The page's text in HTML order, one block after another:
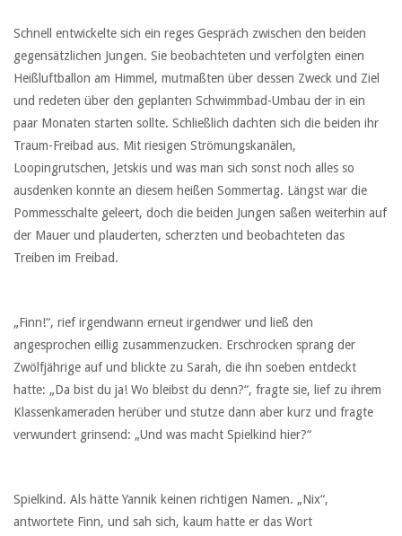
Schnell entwickelte sich ein reges Gespräch zwischen den beiden
gegensätzlichen Jungen. Sie beobachteten und verfolgten einen
Heißluftballon am Himmel, mutmaßten über dessen Zweck und Ziel
und redeten über den geplanten Schwimmbad-Umbau der in ein
paar Monaten starten sollte. Schließlich dachten sich die beiden ihr
Traum-Freibad aus. Mit riesigen Strömungskanälen,
Loopingrutschen, Jetskis und was man sich sonst noch alles so
ausdenken konnte an diesem heißen Sommertag. Längst war die
Pommesschalte geleert, doch die beiden Jungen saßen weiterhin auf
der Mauer und plauderten, scherzten und beobachteten das
Treiben im Freibad.
„Finn!“, rief irgendwann erneut irgendwer und ließ den
angesprochen eillig zusammenzucken. Erschrocken sprang der
Zwölfjährige auf und blickte zu Sarah, die ihn soeben entdeckt
hatte: „Da bist du ja! Wo bleibst du denn?“, fragte sie, lief zu ihrem
Klassenkameraden herüber und stutze dann aber kurz und fragte
verwundert grinsend: „Und was macht Spielkind hier?“
Spielkind. Als hätte Yannik keinen richtigen Namen. „Nix“,
antwortete Finn, und sah sich, kaum hatte er das Wort